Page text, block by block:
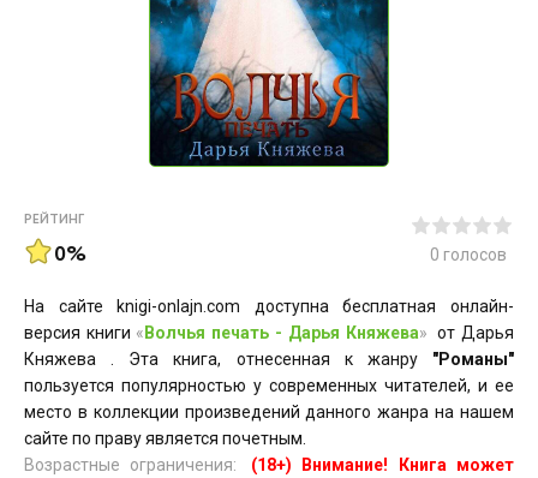
РЕЙТИНГ
0% 0 голосов
На сайте knigi-onlajn.com доступна бесплатная онлайн-
версия книги « Волчья печать - Дарья Княжева» от Дарья
Княжева . Эта книга, отнесенная к жанру "Романы"
пользуется популярностью у современных читателей, и ее
место в коллекции произведений данного жанра на нашем
сайте по праву является почетным.
Возрастные ограничения:
(18+) Внимание! Книга может